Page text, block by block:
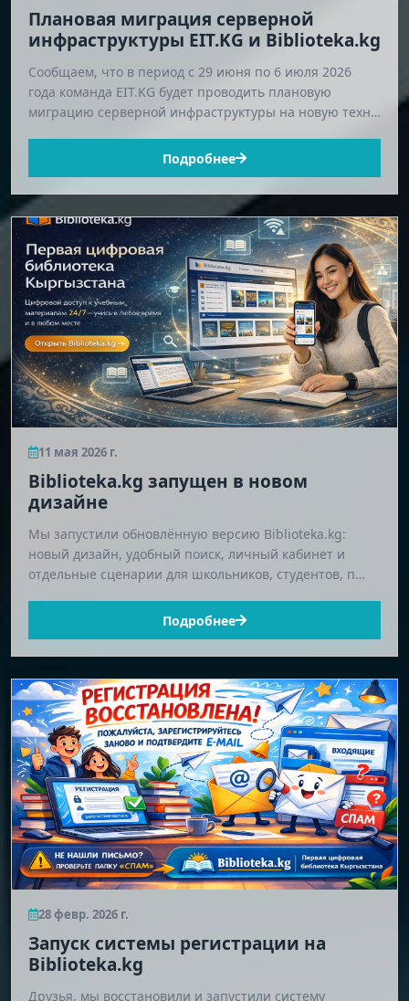
Плановая миграция серверной
инфраструктуры EIT.KG и Biblioteka.kg
Сообщаем, что в период с 29 июня по 6 июля 2026
года команда EIT.KG будет проводить плановую
миграцию серверной инфраструктуры на новую техн…
Подробнее
11 мая 2026 г.
Biblioteka.kg запущен в новом
дизайне
Мы запустили обновлённую версию Biblioteka.kg:
новый дизайн, удобный поиск, личный кабинет и
отдельные сценарии для школьников, студентов, п…
Подробнее
28 февр. 2026 г.
Запуск системы регистрации на
Biblioteka.kg
Друзья, мы восстановили и запустили систему